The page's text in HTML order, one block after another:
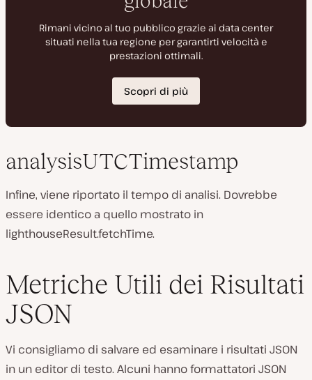
analysisUTCTimestamp
Infine, viene riportato il tempo di analisi. Dovrebbe
essere identico a quello mostrato in
lighthouseResult.fetchTime.
Metriche Utili dei Risultati
JSON
Vi consigliamo di salvare ed esaminare i risultati JSON
in un editor di testo. Alcuni hanno formattatori JSON